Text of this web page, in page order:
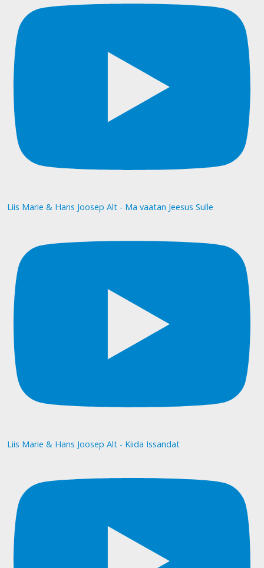
Liis Marie & Hans Joosep Alt - Ma vaatan Jeesus Sulle
Liis Marie & Hans Joosep Alt - Kiida Issandat